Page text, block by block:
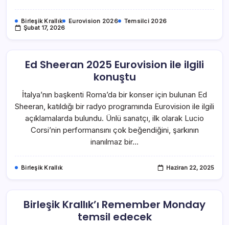
Birleşik Krallık Eurovision 2026
Temsilci 2026
Şubat 17, 2026
Ed Sheeran 2025 Eurovision ile ilgili
konuştu
İtalya’nın başkenti Roma’da bir konser için bulunan Ed
Sheeran, katıldığı bir radyo programında Eurovision ile ilgili
açıklamalarda bulundu. Ünlü sanatçı, ilk olarak Lucio
Corsi’nin performansını çok beğendiğini, şarkının
inanılmaz bir…
Birleşik Krallık Haziran 22, 2025
Birleşik Krallık’ı Remember Monday
temsil edecek